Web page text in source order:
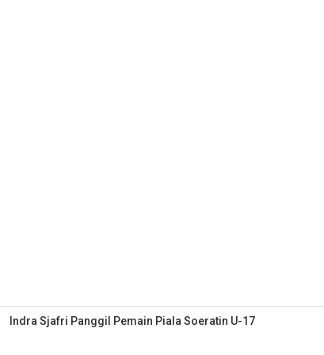
Indra Sjafri Panggil Pemain Piala Soeratin U-17